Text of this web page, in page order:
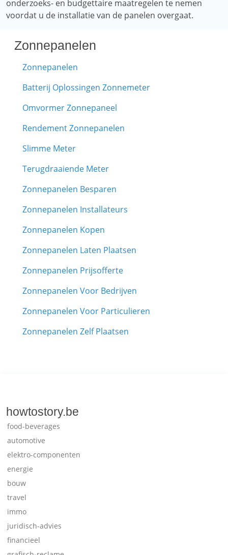
onderzoeks- en budgettaire maatregelen te nemen
voordat u de installatie van de panelen overgaat.
Zonnepanelen
Zonnepanelen
Batterij Oplossingen Zonnemeter
Omvormer Zonnepaneel
Rendement Zonnepanelen
Slimme Meter
Terugdraaiende Meter
Zonnepanelen Besparen
Zonnepanelen Installateurs
Zonnepanelen Kopen
Zonnepanelen Laten Plaatsen
Zonnepanelen Prijsofferte
Zonnepanelen Voor Bedrijven
Zonnepanelen Voor Particulieren
Zonnepanelen Zelf Plaatsen
howtostory.be
food-beverages
automotive
elektro-componenten
energie
bouw
travel
immo
juridisch-advies
financieel